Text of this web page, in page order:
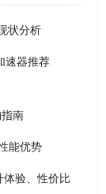
状分析
速器推荐
指南
能优势
体验、性价比